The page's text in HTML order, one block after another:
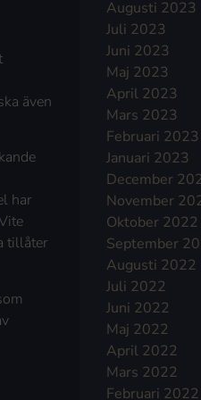
även
har
tillåter
Augusti 2023
Juli 2023
Juni 2023
Maj 2023
April 2023
Mars 2023
Februari 2023
Januari 2023
December
November
Oktober 2022
September
Augusti 2022
Juli 2022
Juni 2022
Maj 2022
April 2022
Mars 2022
Februari 2022